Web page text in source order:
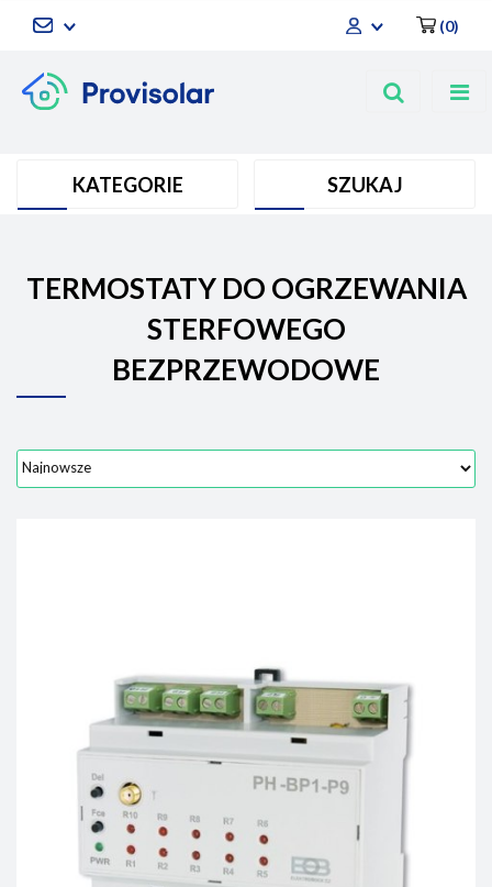
Zaloguj się
(0)
KATEGORIE SZUKAJ
TERMOSTATY DO OGRZEWANIA
STERFOWEGO
BEZPRZEWODOWE